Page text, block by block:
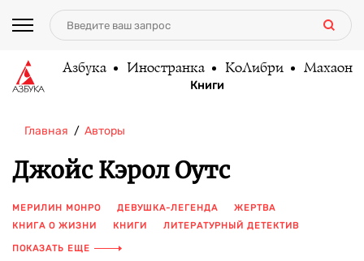
Азбука Иностранка КоЛибри Махаон
Книги
Главная Авторы
Джойс Кэрол Оутс
МЕРИЛИН МОНРО ДЕВУШКА-ЛЕГЕНДА
ЖЕРТВА
КНИГА О ЖИЗНИ
КНИГИ
ЛИТЕРАТУРНЫЙ ДЕТЕКТИВ
МАГИЯ
НАСИЛИЕ
ПОКАЗАТЬ ЕЩЕ